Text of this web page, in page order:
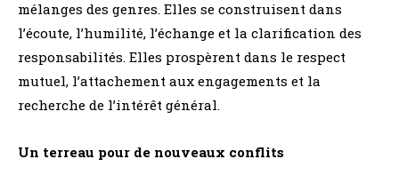
mélanges des genres. Elles se construisent dans
l’écoute, l’humilité, l’échange et la clarification des
responsabilités. Elles prospèrent dans le respect
mutuel, l’attachement aux engagements et la
recherche de l’intérêt général.
Un terreau pour de nouveaux conflits